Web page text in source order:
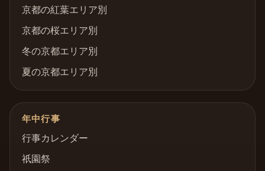
京都の紅葉エリア別
京都の桜エリア別
冬の京都エリア別
夏の京都エリア別
年中行事
行事カレンダー
祇園祭